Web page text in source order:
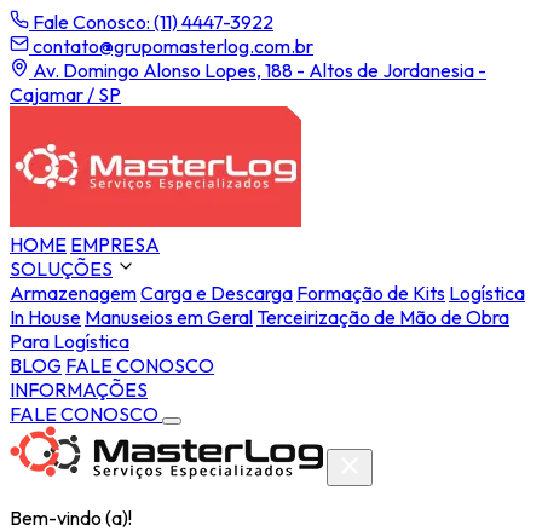
Fale Conosco: (11) 4447-3922
contato@grupomasterlog.com.br
Av. Domingo Alonso Lopes, 188 - Altos de Jordanesia -
Cajamar / SP
HOME EMPRESA
SOLUÇÕES
ArmazenagemCarga e Descarga Formação de Kits Logística
In House Manuseios em GeralTerceirização de Mão de Obra
Para Logística
BLOG FALE CONOSCO
INFORMAÇÕES
FALE CONOSCO
Bem-vindo (a)!